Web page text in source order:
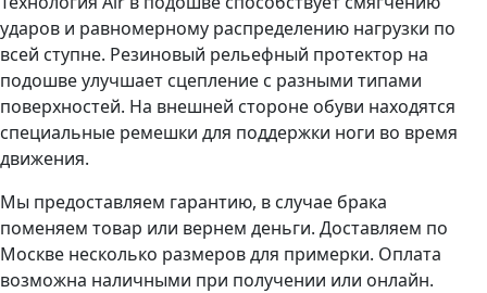
ударов и равномерному распределению нагрузки по
всей ступне. Резиновый рельефный протектор на
подошве улучшает сцепление с разными типами
поверхностей. На внешней стороне обуви находятся
специальные ремешки для поддержки ноги во время
движения.
Мы предоставляем гарантию, в случае брака
поменяем товар или вернем деньги. Доставляем по
Москве несколько размеров для примерки. Оплата
возможна наличными при получении или онлайн.